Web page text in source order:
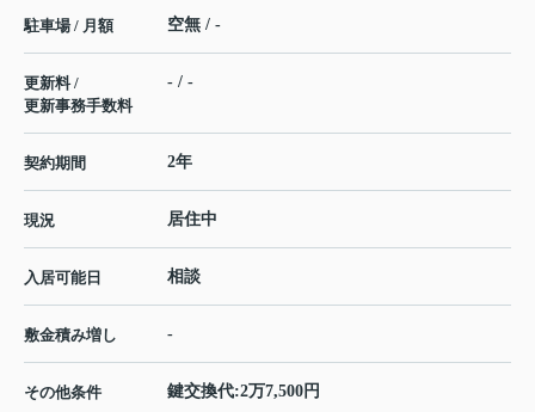
駐車場 / 月額 空無 / -
更新料 /
更新事務手数料
- / -
契約期間 2年
現況 居住中
入居可能日 相談
敷金積み増し -
その他条件 鍵交換代:2万7,500円